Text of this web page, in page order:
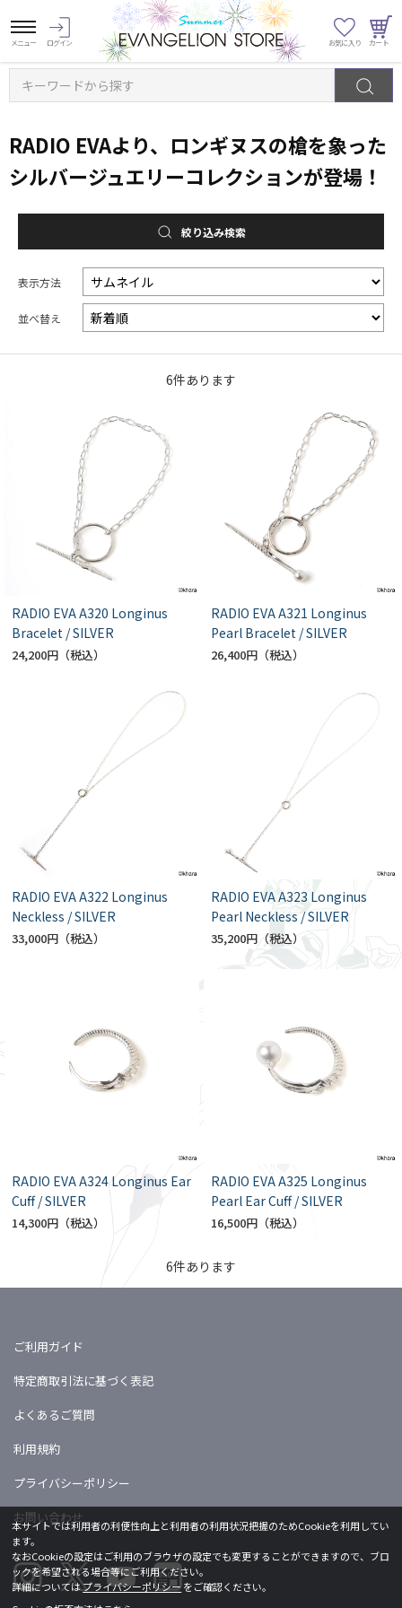
キーワードから探す
RADIO EVAより、ロンギヌスの槍を象った
シルバージュエリーコレクションが登場！
絞り込み検索
表示方法
並べ替え
6件あります
RADIO EVA A320 Longinus
Bracelet / SILVER
24,200円
RADIO EVA A321 Longinus
Pearl Bracelet / SILVER
26,400円
RADIO EVA A322 Longinus
Neckless / SILVER
33,000円
RADIO EVA A323 Longinus
Pearl Neckless / SILVER
35,200円
RADIO EVA A324 Longinus Ear
Cuff / SILVER
14,300円
RADIO EVA A325 Longinus
Pearl Ear Cuff / SILVER
16,500円
6件あります
ご利用ガイド
特定商取引法に基づく表記
よくあるご質問
利用規約
プライバシーポリシー
お問い合わせ
本サイトでは利用者の利便性向上と利用者の利用状況把握のためCookieを利用してい
ます。
なおCookieの設定はご利用のブラウザの設定でも変更することができますので、ブロ
ックを希望される場合等にご利用ください。
詳細についてはプライバシーポリシーをご確認ください。